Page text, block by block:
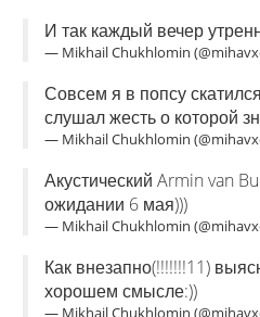
И так каждый вечер
— Mikhail Chukhlomin
Совсем я в попсу
слушал жесть о которой
— Mikhail Chukhlomin
Акустический Armin van
ожидании 6 мая)))
— Mikhail Chukhlomin
Как внезапно(!!!!!!!11)
хорошем смысле:))
— Mikhail Chukhlomin